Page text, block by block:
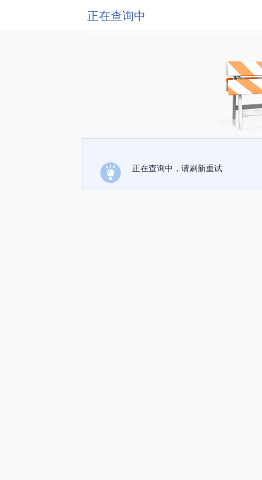
正在查询中
正在查询中，请刷新重试